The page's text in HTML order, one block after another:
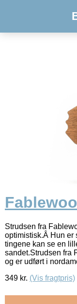
Strudsen fra
optimistisk.Â Hun
tingene kan se en
sandet.Strudsen fra
og er udført i
349 kr. (Vis fragtpris)